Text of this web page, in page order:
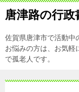
唐津路の行
佐賀県唐津市で活動中
お悩みの方は、お気軽
で孤老人です。